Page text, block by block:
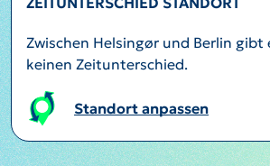
Zwischen Helsingør und Berlin gibt
keinen Zeitunterschied.
Standort anpassen